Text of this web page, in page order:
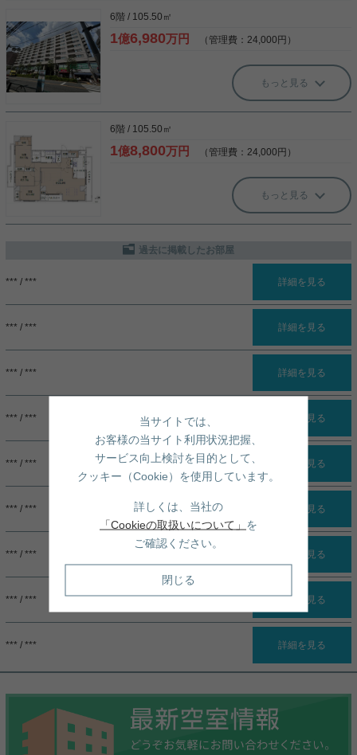
6階 / 105.50㎡
1億6,980万円 （管理費：24,000円）
もっと見る
6階 / 105.50㎡
1億8,800万円 （管理費：24,000円）
もっと見る
過去に掲載したお部屋
*** / *** 詳細を見る
*** / *** 詳細を見る
*** / *** 詳細を見る
*** / *** 詳細を見る
*** / *** 詳細を見る
*** / *** 詳細を見る
*** / *** 詳細を見る
*** / *** 詳細を見る
*** / *** 詳細を見る
当サイトでは、
お客様の当サイト利用状況把握、
サービス向上検討を目的として、
クッキー（Cookie）を使用しています。
詳しくは、当社の
「Cookieの取扱いについて」 を
ご確認ください。
閉じる